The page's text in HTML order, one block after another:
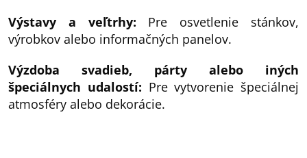
Výstavy a veľtrhy: Pre osvetlenie stánkov,
výrobkov alebo informačných panelov.
Výzdoba svadieb, párty alebo iných
špeciálnych udalostí: Pre vytvorenie špeciálnej
atmosféry alebo dekorácie.